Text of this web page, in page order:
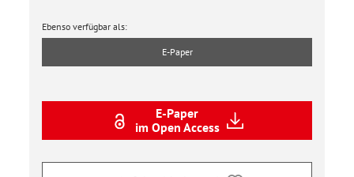
Ebenso verfügbar als:
E-Paper
E-Paper
im Open Access